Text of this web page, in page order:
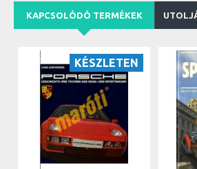
KAPCSOLÓDÓ TERMÉKEK
KÉSZLETEN